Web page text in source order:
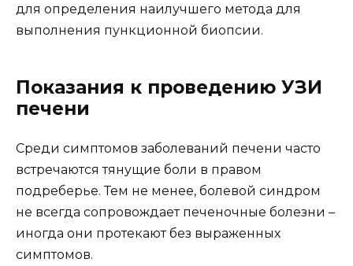
для определения наилучшего метода для
выполнения пункционной биопсии.
Показания к проведению УЗИ
печени
Среди симптомов заболеваний печени часто
встречаются тянущие боли в правом
подреберье. Тем не менее, болевой синдром
не всегда сопровождает печеночные болезни –
иногда они протекают без выраженных
симптомов.